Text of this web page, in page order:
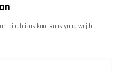
dipublikasikan. Ruas yang wajib